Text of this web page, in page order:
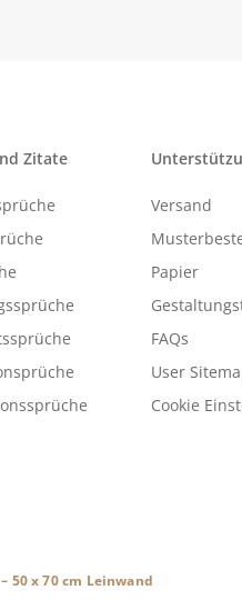
Zitate
Versand
Papier
FAQs
User
Cookie
50 x 70 cm Leinwand